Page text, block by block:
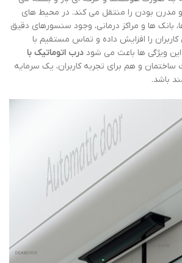
مدرن بودن را منتقل می کند. در محیط های
بانک ها و مراکز درمانی، وجود سنسورهای دقیق
را افزایش داده و تماس مستقیم با
ویژگی ها باعث می شود درب اتوماتیک با
و هم برای تجربه کاربران، یک سرمایه
باشد.